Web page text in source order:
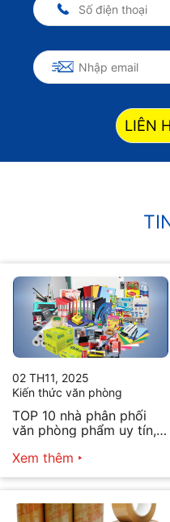
LIÊN
02 TH11, 2025
Kiến thức văn phòng
TOP 10 nhà phân phối
văn phòng phẩm uy tín,
Xem thêm